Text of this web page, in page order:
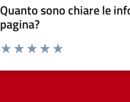
Quanto sono chiare le
pagina?